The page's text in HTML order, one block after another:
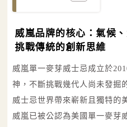
威嵐品牌的核心：氣候
挑戰傳統的創新思維
威嵐單一麥芽威士忌成立於
神，不斷挑戰幾代人尚未發掘
威士忌世界帶來嶄新且獨特的
威嵐已被公認為美國單一麥芽